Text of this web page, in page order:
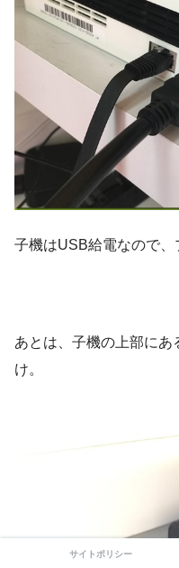
子機はUSB給電なので、
あとは、子機の上部に
け。
サイトポリシー